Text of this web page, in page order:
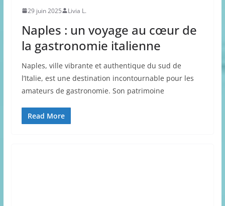
29 juin 2025 Livia L.
Naples : un voyage au cœur de
la gastronomie italienne
Naples, ville vibrante et authentique du sud de
l’Italie, est une destination incontournable pour les
amateurs de gastronomie. Son patrimoine
Read More